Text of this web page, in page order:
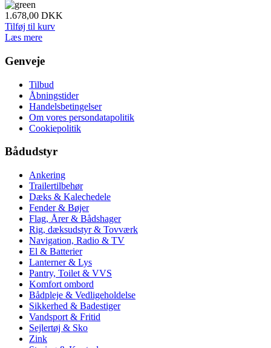
1.678,00 DKK
Tilføj til kurv
Læs mere
Genveje
Tilbud
Åbningstider
Handelsbetingelser
Om vores persondatapolitik
Cookiepolitik
Bådudstyr
Ankering
Trailertilbehør
Dæks & Kalechedele
Fender & Bøjer
Flag, Årer & Bådshager
Rig, dæksudstyr & Tovværk
Navigation, Radio & TV
El & Batterier
Lanterner & Lys
Pantry, Toilet & VVS
Komfort ombord
Bådpleje & Vedligeholdelse
Sikkerhed & Badestiger
Vandsport & Fritid
Sejlertøj & Sko
Zink